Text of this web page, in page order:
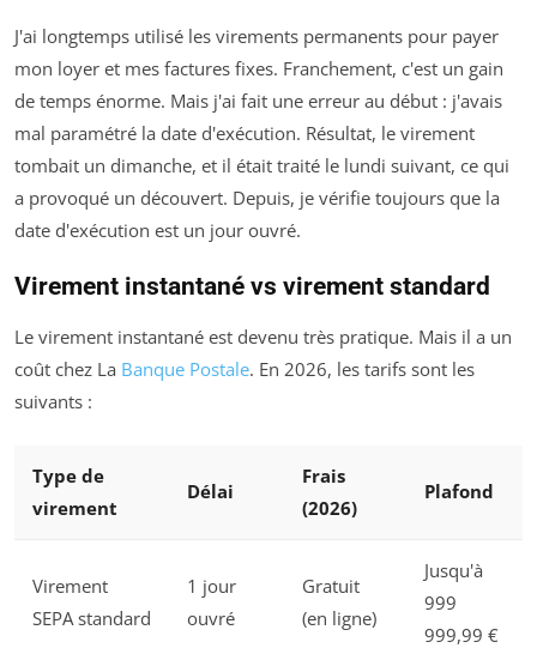
J'ai longtemps utilisé les virements permanents pour payer
mon loyer et mes factures fixes. Franchement, c'est un gain
de temps énorme. Mais j'ai fait une erreur au début : j'avais
mal paramétré la date d'exécution. Résultat, le virement
tombait un dimanche, et il était traité le lundi suivant, ce qui
a provoqué un découvert. Depuis, je vérifie toujours que la
date d'exécution est un jour ouvré.
Virement instantané vs virement standard
Le virement instantané est devenu très pratique. Mais il a un
coût chez La Banque Postale. En 2026, les tarifs sont les
suivants :
Type de
virement
Délai
Frais
(2026)
Plafond
Virement
SEPA standard
1 jour
ouvré
Gratuit
(en ligne)
Jusqu'à
999
999,99 €